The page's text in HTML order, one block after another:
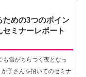
ための3つのポイン
セミナーレポート
も雪がちらつく夜となっ
子さんを招いてのセミナ